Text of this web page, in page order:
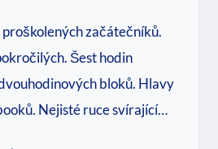
proškolených začátečníků.
Šest hodin
bloků. Hlavy
Nejisté ruce svírající…